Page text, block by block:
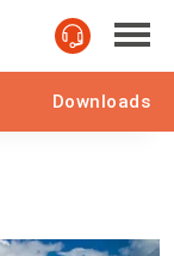
Downloads